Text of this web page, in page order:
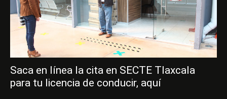
Saca en línea la cita en SECTE Tlaxcala
para tu licencia de conducir, aquí